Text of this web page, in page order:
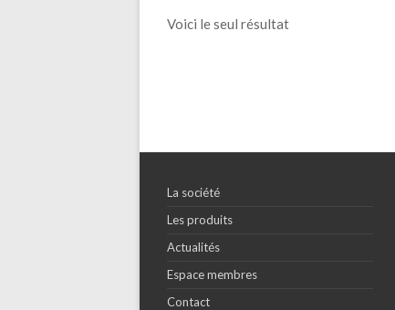
Voici le seul résultat
La société
Les produits
Actualités
Espace membres
Contact